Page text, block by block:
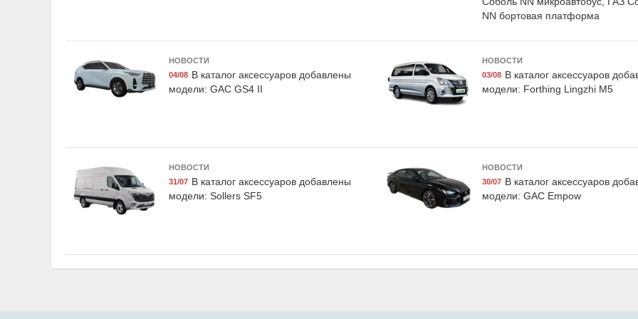
Suprotec 122899
Присадка супротек "Актив
Плюс" , триботехнический
Airline AFU-S-03
Набор предохранителей
Дело техники 600746
Набор головок, Дело
техники
Exist
Жидкость
Dollex NA-05
LAVR LN3516
Exist E27028BF4
NN бортовая платформа
НОВОСТИ
04/08 В каталог аксессуаров добавлены
модели: GAC GS4 II
НОВОСТИ
03/08 В каталог аксессуаров
модели: Forthing Lingzhi M5
НОВОСТИ
31/07 В каталог аксессуаров добавлены
модели: Sollers SF5
НОВОСТИ
30/07 В каталог аксессуаров
модели: GAC Empow